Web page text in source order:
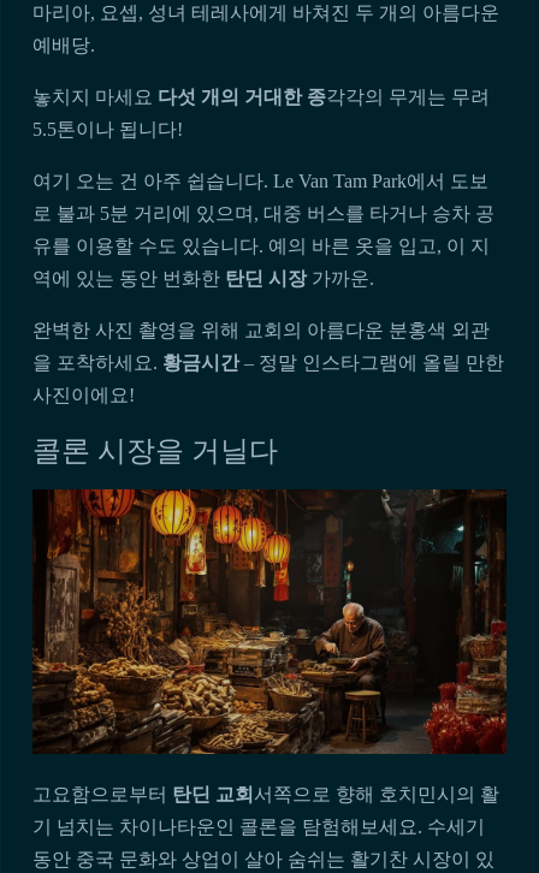
마리아, 요셉, 성녀 테레사에게 바쳐진 두 개의 아름다운
예배당.
놓치지 마세요 다섯 개의 거대한 종각각의 무게는 무려
5.5톤이나 됩니다!
여기 오는 건 아주 쉽습니다. Le Van Tam Park에서 도보
로 불과 5분 거리에 있으며, 대중 버스를 타거나 승차 공
유를 이용할 수도 있습니다. 예의 바른 옷을 입고, 이 지
역에 있는 동안 번화한 탄딘 시장가까운.
완벽한 사진 촬영을 위해 교회의 아름다운 분홍색 외관
을 포착하세요. 황금시간– 정말 인스타그램에 올릴 만한
사진이에요!
콜론 시장을 거닐다
고요함으로부터 탄딘 교회 서쪽으로 향해 호치민시의 활
기 넘치는 차이나타운인 콜론을 탐험해보세요. 수세기
동안 중국 문화와 상업이 살아 숨쉬는 활기찬 시장이 있